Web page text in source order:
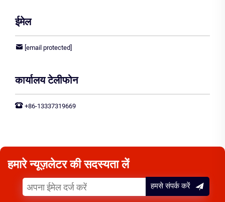
ईमेल
[email protected]
कार्यालय टेलीफोन
+86-13337319669
हमारे न्यूज़लेटर की सदस्यता लें
हमसे संपर्क करें